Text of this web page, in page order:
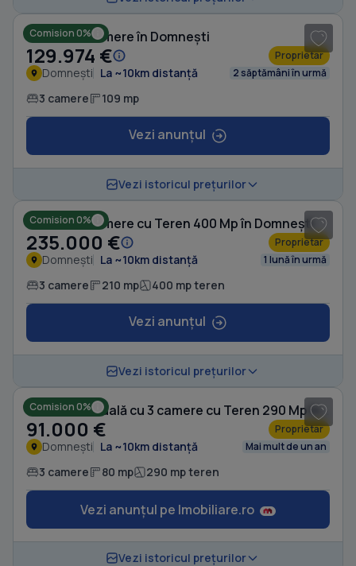
Comision 0%
Casă cu 3 camere în Domnești
129.974 € Proprietar
Domnești La ~10km distanță 2 săptămâni în urmă
3 camere 109 mp
Vezi anunțul
Vezi istoricul prețurilor
Comision 0%
Casă cu 3 camere cu Teren 400 Mp în Domnești
235.000 € Proprietar
Domnești La ~10km distanță 1 lună în urmă
3 camere 210 mp 400 mp teren
Vezi anunțul
Vezi istoricul prețurilor
Comision 0% Casă individuală cu 3 camere cu Teren 290 Mp în Domnești
91.000 € Proprietar
Domnești La ~10km distanță Mai mult de un an
3 camere 80 mp 290 mp teren
Vezi anunțul pe Imobiliare.ro
Vezi istoricul prețurilor